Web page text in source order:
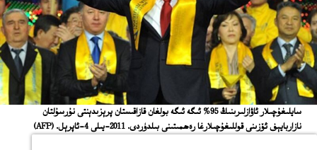
سايلىغۇچىلار ئاۋازلىرىنىڭ 95% ئىگە ئىگە بولغان قازاقىستان پرېزىدېنتى نۇرسۇلتان
نازاربايېف ئۆزىنى قوللىغۇچىلارغا رەھمىتىنى بىلدۈردى. 2011-يىلى 4-ئاپرېل.
(AFP)